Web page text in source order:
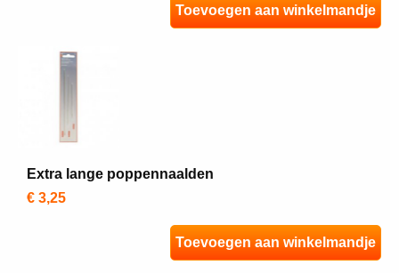
Toevoegen aan winkelmandje
Extra lange poppennaalden
€ 3,25
Toevoegen aan winkelmandje